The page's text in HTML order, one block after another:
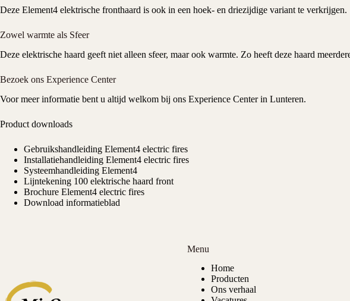
Deze Element4 elektrische fronthaard is ook in een hoek- en driezijdige variant te verkrijgen.
Zowel warmte als Sfeer
Deze elektrische haard geeft niet alleen sfeer, maar ook warmte. Zo heeft deze haard
Bezoek ons Experience Center
Voor meer informatie bent u altijd welkom bij ons Experience Centerin Lunteren.
Product downloads
Gebruikshandleiding Element4 electric fires
Installatiehandleiding Element4 electric fires
Systeemhandleiding Element4
Lijntekening 100 elektrische haard front
Brochure Element4 electric fires
Download informatieblad
Menu
Home
Producten
Ons verhaal